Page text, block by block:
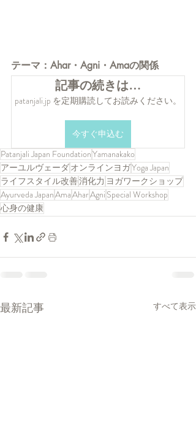
テーマ：Ahar・Agni・Amaの関係
記事の続きは…
patanjali.jp を定期購読してお読みください。
今すぐ申込む
Patanjali Japan FoundationYamanakako
アーユルヴェーダオンラインヨガYoga Japan
ライフスタイル改善消化力 ヨガワークショップ
Ayurveda JapanAmaAharAgni Special Workshop
心身の健康
最新記事 すべて表示